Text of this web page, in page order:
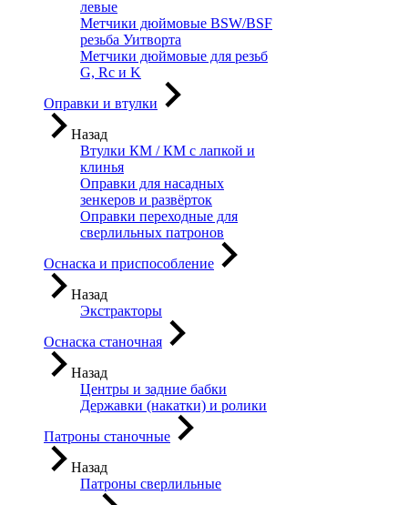
левые
Метчики дюймовые BSW/BSF
резьба Уитворта
Метчики дюймовые для резьб
G, Rc и K
Оправки и втулки
Назад
Втулки КМ / КМ с лапкой и
клинья
Оправки для насадных
зенкеров и развёрток
Оправки переходные для
сверлильных патронов
Оснаска и приспособление
Назад
Экстракторы
Оснаска станочная
Назад
Центры и задние бабки
Державки (накатки) и ролики
Патроны станочные
Назад
Патроны сверлильные